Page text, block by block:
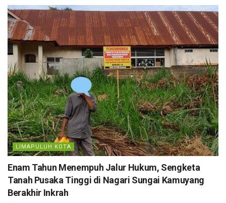
LIMAPULUH KOTA
Enam Tahun Menempuh Jalur Hukum, Sengketa
Tanah Pusaka Tinggi di Nagari Sungai Kamuyang
Berakhir Inkrah